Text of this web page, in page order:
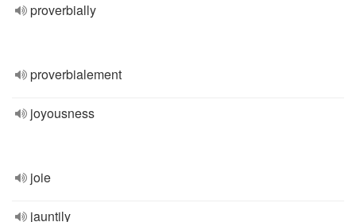
proverbially
proverbialement
joyousness
joie
jauntily